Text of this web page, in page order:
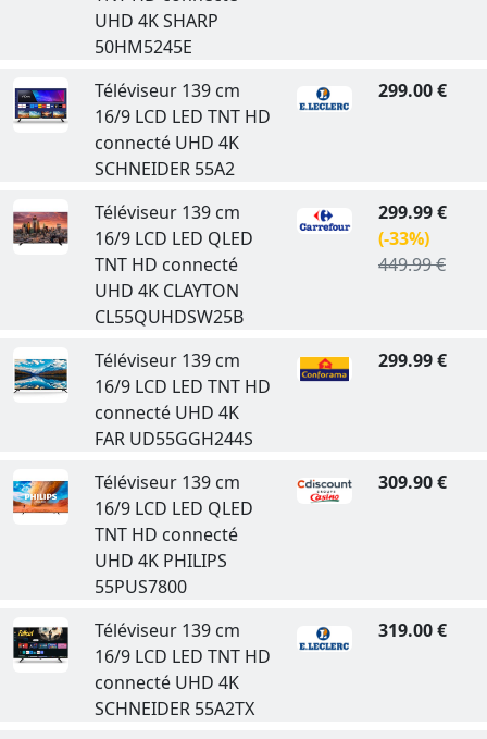
UHD 4K SHARP
50HM5245E
Téléviseur 139 cm
16/9 LCD LED TNT HD
connecté UHD 4K
SCHNEIDER 55A2
299.00 €
Téléviseur 139 cm
16/9 LCD LED QLED
TNT HD connecté
UHD 4K CLAYTON
CL55QUHDSW25B
299.99 €
(-33%)
449.99 €
Téléviseur 139 cm
16/9 LCD LED TNT HD
connecté UHD 4K
FAR UD55GGH244S
299.99 €
Téléviseur 139 cm
16/9 LCD LED QLED
TNT HD connecté
UHD 4K PHILIPS
55PUS7800
309.90 €
Téléviseur 139 cm
16/9 LCD LED TNT HD
connecté UHD 4K
SCHNEIDER 55A2TX
319.00 €